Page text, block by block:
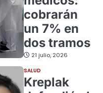
cobrarán
un 7% en
dos tramos
21 julio, 2026
SALUD
Kreplak